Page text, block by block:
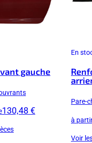
gauche
130,48 €
En
Pare-
à
Voir